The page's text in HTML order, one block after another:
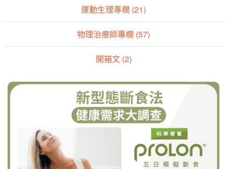
運動生理專欄 (21)
物理治療師專欄 (57)
開箱文 (2)